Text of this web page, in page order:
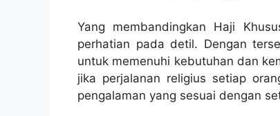
Yang membandingkan Haji
perhatian pada detil. Dengan
untuk memenuhi kebutuhan dan
jika perjalanan religius setiap
pengalaman yang sesuai dengan